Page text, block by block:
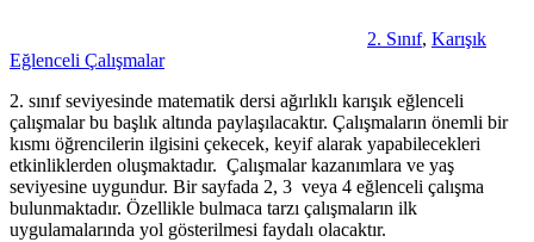
2. Sınıf, Karışık
Eğlenceli Çalışmalar
2. sınıf seviyesinde matematik dersi ağırlıklı karışık eğlenceli
çalışmalar bu başlık altında paylaşılacaktır. Çalışmaların önemli bir
kısmı öğrencilerin ilgisini çekecek, keyif alarak yapabilecekleri
etkinliklerden oluşmaktadır. Çalışmalar kazanımlara ve yaş
seviyesine uygundur. Bir sayfada 2, 3 veya 4 eğlenceli çalışma
bulunmaktadır. Özellikle bulmaca tarzı çalışmaların ilk
uygulamalarında yol gösterilmesi faydalı olacaktır.